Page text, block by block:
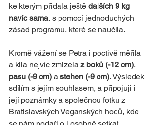
ke kterým přidala ještě dalších 9 kg
navíc sama, s pomocí jednoduchých
zásad programu, které se naučila.
Kromě vážení se Petra i poctivě měřila
a kila nejvíc zmizela z boků (-12 cm),
pasu (-9 cm) a stehen (-9 cm). Výsledek
sdílím s jejím souhlasem, a připojuji i
její poznámky a společnou fotku z
Bratislavských Veganských hodů, kde